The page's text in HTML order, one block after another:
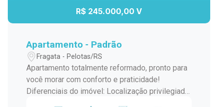
R$ 245.000,00 V
Apartamento - Padrão
Fragata - Pelotas/RS
Apartamento totalmente reformado, pronto para
você morar com conforto e praticidade!
Diferenciais do imóvel: Localização privilegiada: